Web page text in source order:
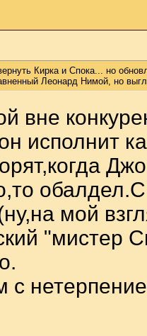
Кирка и Спока... но
Леонард Нимой, но
вне
исполнит
мой
"мистер